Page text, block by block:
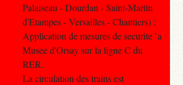
Palaiseau - Dourdan - Saint-Martin
d'Etampes - Versailles - Chantiers) :
Application de mesures de securite `a
Musee d'Orsay sur la ligne C du
RER.
La circulation des trains est